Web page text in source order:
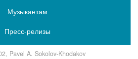
Музыкантам
Пресс-релизы
Pavel A. Sokolov-Khodakov